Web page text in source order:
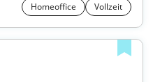
Homeoffice Vollzeit